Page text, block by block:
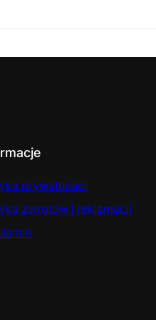
prywatności
zwrotów i reklamacji